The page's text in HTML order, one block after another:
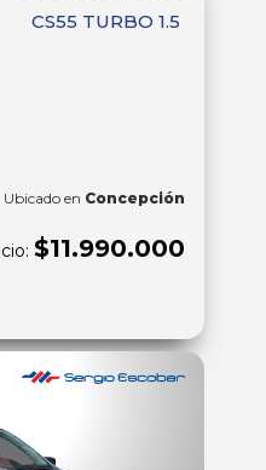
CS55 TURBO 1.5
Ubicado en Concepción
$11.990.000